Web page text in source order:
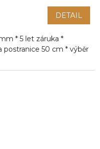
DETAIL
* 5 let záruka *
postranice 50 cm * výběr